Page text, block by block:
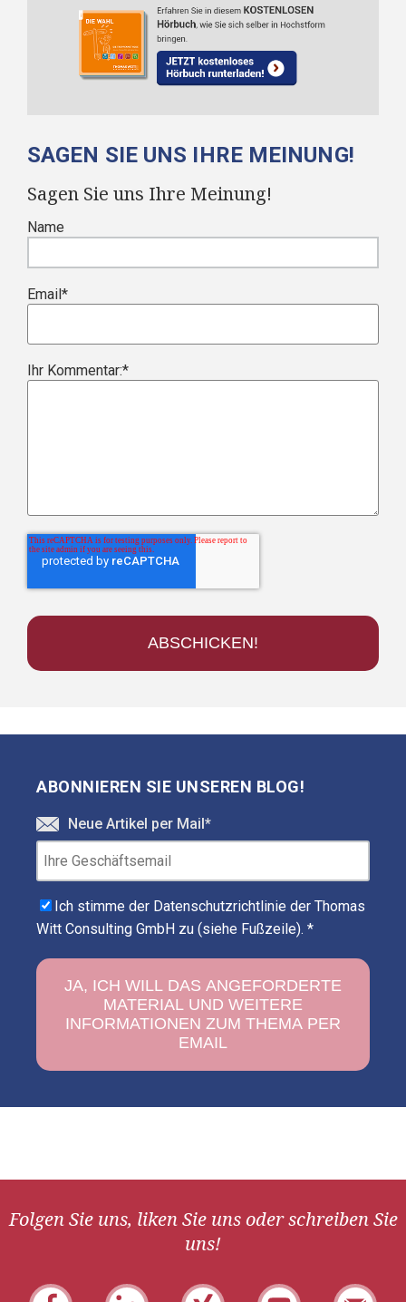
SAGEN SIE UNS IHRE MEINUNG!
Sagen Sie uns Ihre Meinung!
Name
Email*
Ihr Kommentar:*
ABONNIEREN SIE UNSEREN BLOG!
Neue Artikel per Mail*
Ich stimme der Datenschutzrichtlinie der Thomas
Witt Consulting GmbH zu (siehe Fußzeile). *
Folgen Sie uns, liken Sie uns oder schreiben Sie
uns!